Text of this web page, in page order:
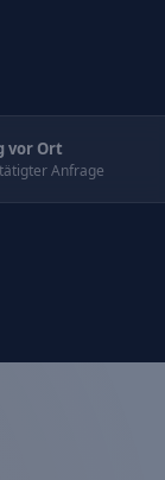
vor Ort
Anfrage